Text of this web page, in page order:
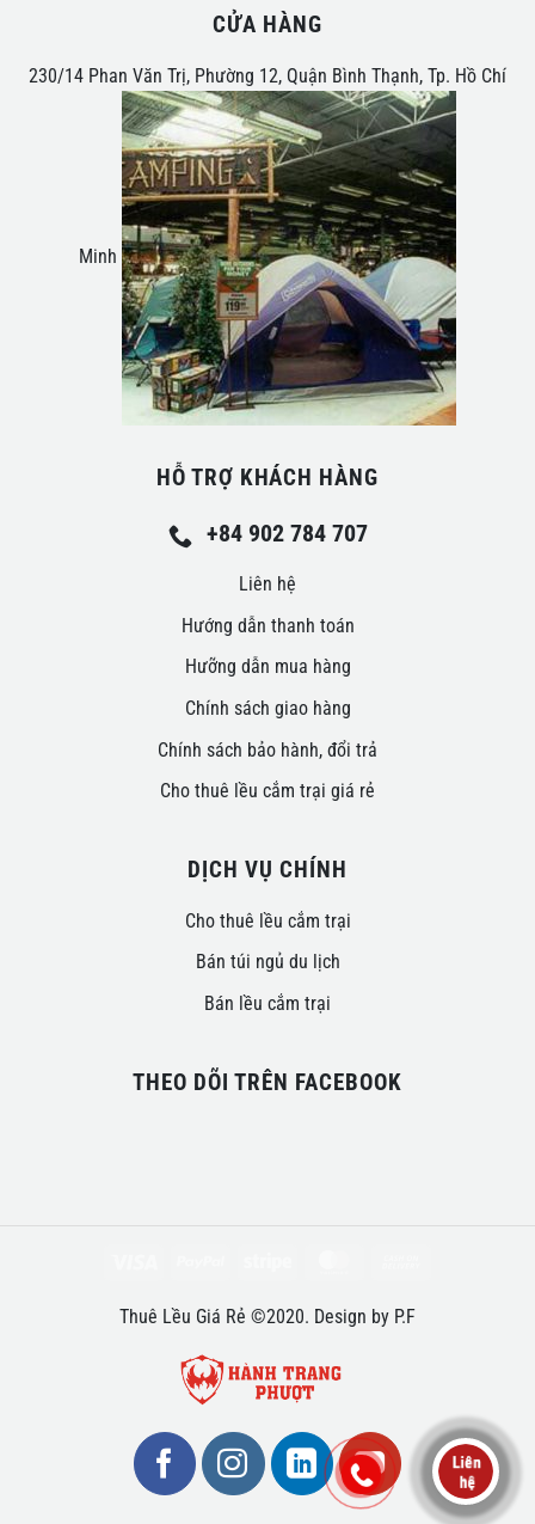
CỬA HÀNG
230/14 Phan Văn Trị, Phường 12, Quận Bình Thạnh, Tp. Hồ Chí
Minh
HỖ TRỢ KHÁCH HÀNG
+84 902 784 707
Liên hệ
Hướng dẫn thanh toán
Hưỡng dẫn mua hàng
Chính sách giao hàng
Chính sách bảo hành, đổi trả
Cho thuê lều cắm trại giá rẻ
DỊCH VỤ CHÍNH
Cho thuê lều cắm trại
Bán túi ngủ du lịch
Bán lều cắm trại
THEO DÕI TRÊN FACEBOOK
Thuê Lều Giá Rẻ ©2020. Design by P.F